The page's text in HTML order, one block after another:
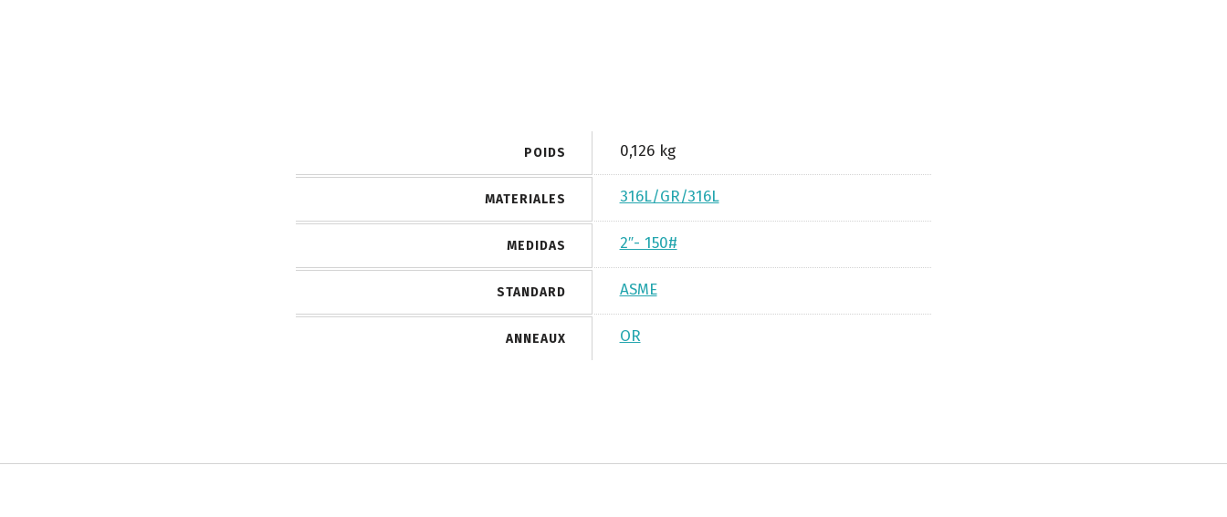
POIDS 0,126 kg
MATERIALES 316L/GR/316L
MEDIDAS 2″- 150#
STANDARD ASME
ANNEAUX OR